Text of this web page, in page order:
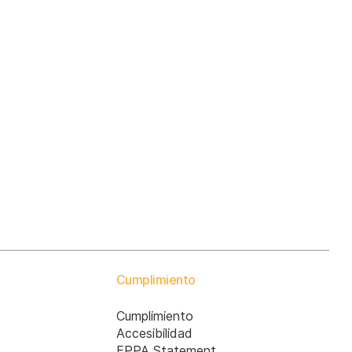
Cumplimiento
Cumplimiento
Accesibilidad